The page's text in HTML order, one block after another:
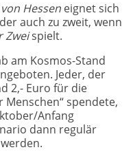
Hessen eignet sich
auch zu zweit, wenn
Zweispielt.
am Kosmos-Stand
Jeder, der
2,- Euro für die
spendete,
Anfang
dann regulär